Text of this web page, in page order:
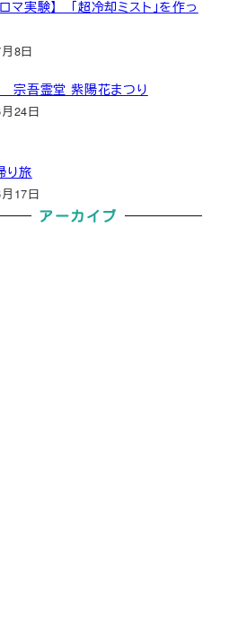
マ実験】 「超冷却ミスト」を作っ
8日
宗吾霊堂 紫陽花まつり
24日
り旅
17日
アーカイブ